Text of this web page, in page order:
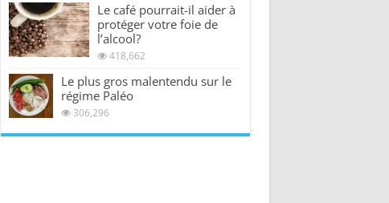
Le café pourrait-il aider à
protéger votre foie de
l’alcool?
418,662
Le plus gros malentendu sur le
régime Paléo
306,296